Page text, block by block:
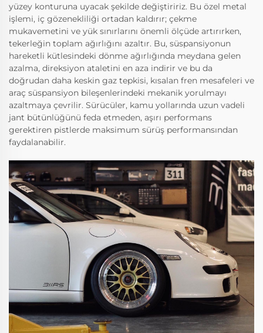
yüzey konturuna uyacak şekilde değiştiririz. Bu özel metal
işlemi, iç gözenekliliği ortadan kaldırır; çekme
mukavemetini ve yük sınırlarını önemli ölçüde artırırken,
tekerleğin toplam ağırlığını azaltır. Bu, süspansiyonun
hareketli kütlesindeki dönme ağırlığında meydana gelen
azalma, direksiyon ataletini en aza indirir ve bu da
doğrudan daha keskin gaz tepkisi, kısalan fren mesafeleri ve
araç süspansiyon bileşenlerindeki mekanik yorulmayı
azaltmaya çevrilir. Sürücüler, kamu yollarında uzun vadeli
jant bütünlüğünü feda etmeden, aşırı performans
gerektiren pistlerde maksimum sürüş performansından
faydalanabilir.